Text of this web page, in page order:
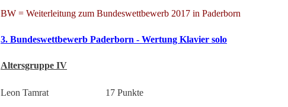
BW = Weiterleitung zum Bundeswettbewerb 2017 in Paderborn
3. Bundeswettbewerb Paderborn - Wertung Klavier solo
Altersgruppe IV
Leon Tamrat 17 Punkte